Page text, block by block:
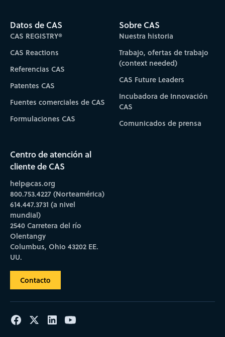
Datos de CAS
CAS REGISTRY®
CAS Reactions
Referencias CAS
Patentes CAS
Fuentes comerciales de CAS
Formulaciones CAS
Sobre CAS
Nuestra historia
Trabajo, ofertas de trabajo
(context needed)
CAS Future Leaders
Incubadora de Innovación
CAS
Comunicados de prensa
Centro de atención al
cliente de CAS
help@cas.org
800.753.4227 (Norteamérica)
614.447.3731 (a nivel
mundial)
2540 Carretera del río
Olentangy
Columbus, Ohio 43202 EE.
UU.
Contacto